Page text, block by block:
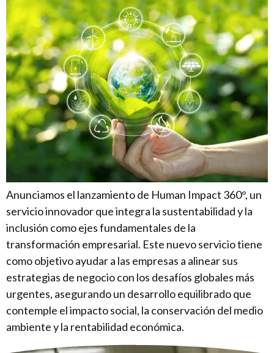
Anunciamos el lanzamiento de Human Impact 360°, un
servicio innovador que integra la sustentabilidad y la
inclusión como ejes fundamentales de la
transformación empresarial. Este nuevo servicio tiene
como objetivo ayudar a las empresas a alinear sus
estrategias de negocio con los desafíos globales más
urgentes, asegurando un desarrollo equilibrado que
contemple el impacto social, la conservación del medio
ambiente y la rentabilidad económica.